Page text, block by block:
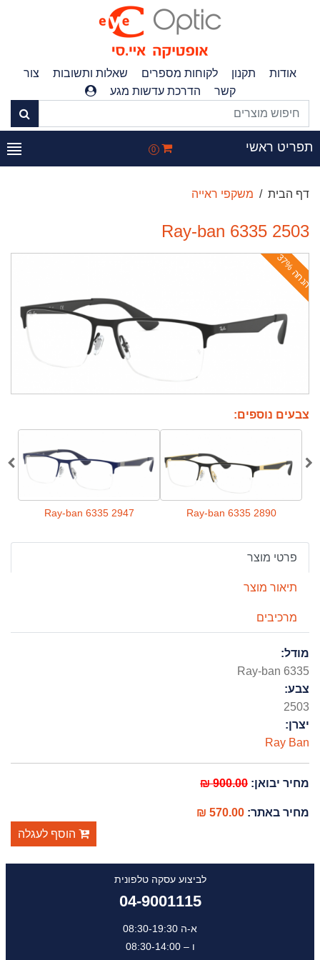
אודות תקנון לקוחות מספרים שאלות ותשובות
צור
קשר
הדרכת עדשות מגע
ראשי 0
דף הבית משקפי ראייה
Ray-ban 6335 2503
ה
נ
ח
ה
3
7
צבעים נוספים:
Ray-ban 6335 2890
Ray-ban 6335 2947
פרטי מוצר
תיאור מוצר
מרכיבים
מודל:
Ray-ban 6335
צבע:
2503
יצרן:
Ray Ban
מחיר יבואן:900.00 ₪
מחיר באתר:570.00 ₪
הוסף לעגלה
לביצוע עסקה טלפונית
04-9001115
א-ה 08:30-19:30
ו – 08:30-14:00